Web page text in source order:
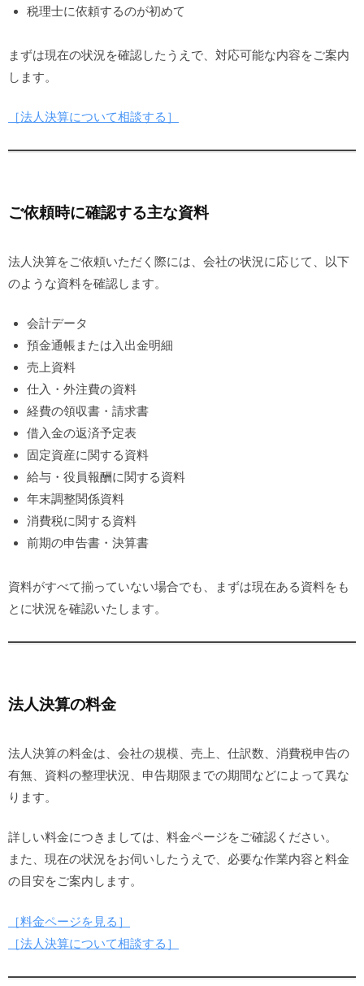
税理士に依頼するのが初めて
まずは現在の状況を確認したうえで、対応可能な内容をご案内
します。
［法人決算について相談する］
ご依頼時に確認する主な資料
法人決算をご依頼いただく際には、会社の状況に応じて、以下
のような資料を確認します。
会計データ
預金通帳または入出金明細
売上資料
仕入・外注費の資料
経費の領収書・請求書
借入金の返済予定表
固定資産に関する資料
給与・役員報酬に関する資料
年末調整関係資料
消費税に関する資料
前期の申告書・決算書
資料がすべて揃っていない場合でも、まずは現在ある資料をも
とに状況を確認いたします。
法人決算の料金
法人決算の料金は、会社の規模、売上、仕訳数、消費税申告の
有無、資料の整理状況、申告期限までの期間などによって異な
ります。
詳しい料金につきましては、料金ページをご確認ください。
また、現在の状況をお伺いしたうえで、必要な作業内容と料金
の目安をご案内します。
［料金ページを見る］
［法人決算について相談する］